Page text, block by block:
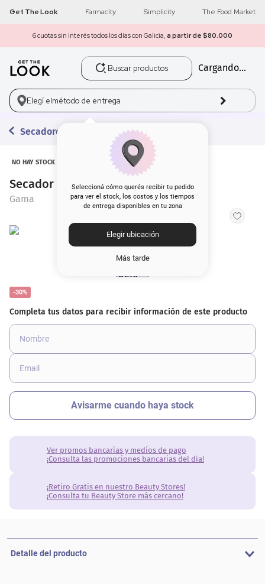
Get The Look Farmacity Simplicity The Food Market
6 cuotas sin interés todos los días con Galicia, a partir de $80.000
Buscar productos
Cargando...
Elegí elmétodo de entrega
Seleccioná cómo querés recibir tu pedido
para ver el stock, los costos y los tiempos
de entrega disponibles en tu zona
Elegir ubicación
Más tarde
Secadores
NO HAY STOCK
Secador de Pelo Gama Eolic Mini Cx
Gama
-30%
Ver promos bancarias y medios de pago
¡Consulta las promociones bancarias del día!
¡Retiro Gratis en nuestro Beauty Stores!
¡Consulta tu Beauty Store más cercano!
Detalle del producto
1 get the look
2 máscara pestañas
3.
5. corrector
9. nyx
10. cher